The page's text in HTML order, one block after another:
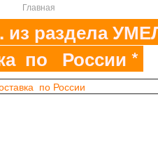
Главная
из раздела
по России *
по России